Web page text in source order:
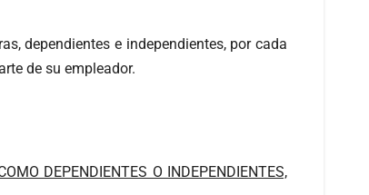
dependientes e independientes, por cada
de su empleador.
DEPENDIENTES O INDEPENDIENTES,